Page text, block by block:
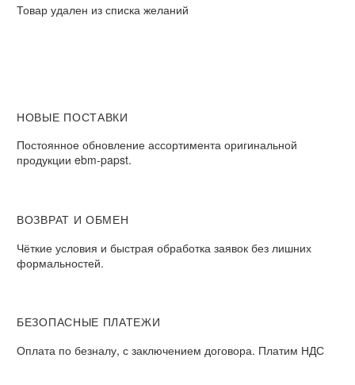
Товар удален из списка желаний
НОВЫЕ ПОСТАВКИ
Постоянное обновление ассортимента оригинальной
продукции ebm-papst.
ВОЗВРАТ И ОБМЕН
Чёткие условия и быстрая обработка заявок без лишних
формальностей.
БЕЗОПАСНЫЕ ПЛАТЕЖИ
Оплата по безналу, с заключением договора. Платим НДС